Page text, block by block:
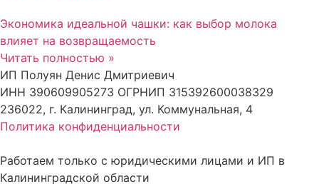
Экономика идеальной чашки: как выбор молока
влияет на возвращаемость
Читать полностью »
ИП Полуян Денис Дмитриевич
ИНН 390609905273 ОГРНИП 315392600038329
236022, г. Калининград, ул. Коммунальная, 4
Политика конфиденциальности
Работаем только с юридическими лицами и ИП в
Калининградской области